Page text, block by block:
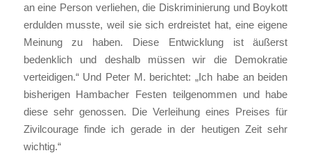
an eine Person verliehen, die Diskriminierung und Boykott
erdulden musste, weil sie sich erdreistet hat, eine eigene
Meinung zu haben. Diese Entwicklung ist äußerst
bedenklich und deshalb müssen wir die Demokratie
verteidigen.“ Und Peter M. berichtet: „Ich habe an beiden
bisherigen Hambacher Festen teilgenommen und habe
diese sehr genossen. Die Verleihung eines Preises für
Zivilcourage finde ich gerade in der heutigen Zeit sehr
wichtig.“